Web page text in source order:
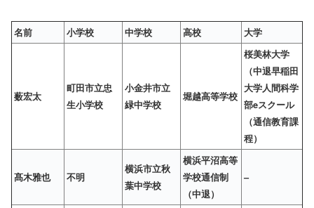
名前 小学校 中学校 高校 大学
薮宏太
町田市立忠
生小学校
小金井市立
緑中学校
堀越高等学校
桜美林大学
（中退早稲田
大学人間科学
部eスクール
（通信教育課
程）
髙木雅也 不明
横浜市立秋
葉中学校
横浜平沼高等
学校通信制
（中退）
–